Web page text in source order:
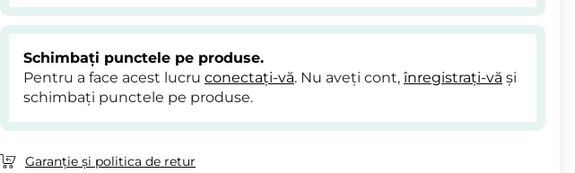
Schimbați punctele pe produse.
Pentru a face acest lucru conectați-vă. Nu aveți cont, înregistrați-vă și
schimbați punctele pe produse.
Garanție și politica de retur